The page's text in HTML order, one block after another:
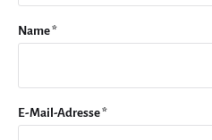
Name*
E-Mail-Adresse*